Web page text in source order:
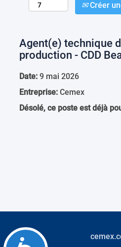
Accessibility
Créer
Agent(e) technique
production - CDD
Date: 9 mai 2026
Entreprise: Cemex
Désolé, ce poste est déjà